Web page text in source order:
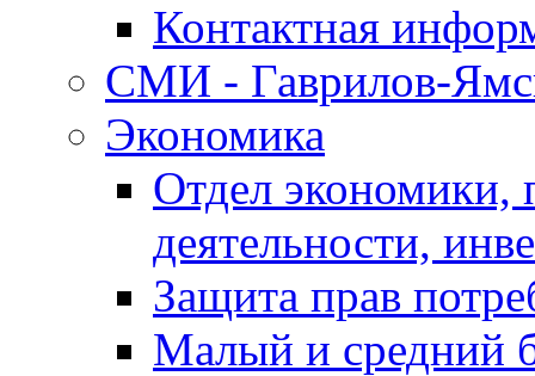
Контактная
СМИ - Гаврилов-
Экономика
Отдел экономики,
деятельности,
Защита прав
Малый и средний